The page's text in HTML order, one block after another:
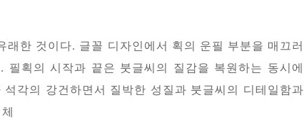
한 것이다. 글꼴 디자인에서 획의 운필 부분을 매끄러
획의 시작과 끝은 붓글씨의 질감을 복원하는 동시에
각의 강건하면서 질박한 성질과 붓글씨의 디테일함과